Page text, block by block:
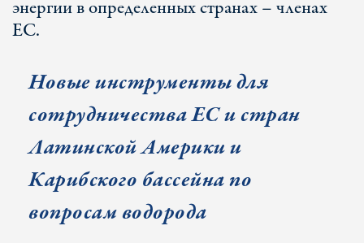
энергии в определенных странах – членах
ЕС.
Новые инструменты для
сотрудничества ЕС и стран
Латинской Америки и
Карибского бассейна по
вопросам водорода